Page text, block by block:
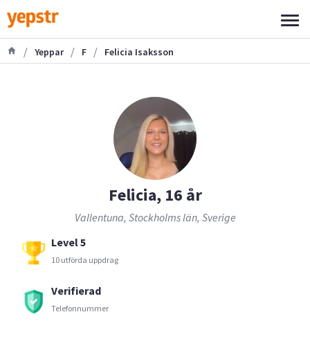
/ Yeppar / F / Felicia Isaksson
Felicia, 16 år
Vallentuna, Stockholms län, Sverige
Level 5
10 utförda uppdrag
Verifierad
Telefonnummer